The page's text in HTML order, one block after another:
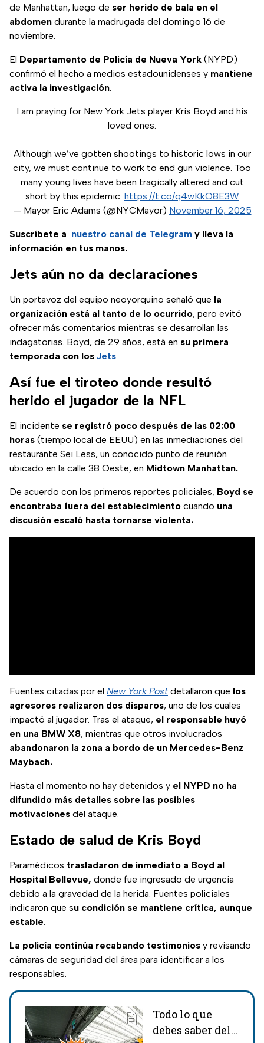
de Manhattan, luego de ser herido de bala en el
abdomen durante la madrugada del domingo 16 de
noviembre.
El Departamento de Policía de Nueva York (NYPD)
confirmó el hecho a medios estadounidenses y mantiene
activa la investigación.
I am praying for New York Jets player Kris Boyd and his
loved ones.
Although we’ve gotten shootings to historic lows in our
city, we must continue to work to end gun violence. Too
many young lives have been tragically altered and cut
short by this epidemic. https://t.co/q4wKkO8E3W
— Mayor Eric Adams (@NYCMayor) November 16, 2025
Suscríbete a nuestro canal de Telegram y lleva la
información en tus manos.
Jets aún no da declaraciones
Un portavoz del equipo neoyorquino señaló que la
organización está al tanto de lo ocurrido, pero evitó
ofrecer más comentarios mientras se desarrollan las
indagatorias. Boyd, de 29 años, está en su primera
temporada con los Jets.
Así fue el tiroteo donde resultó
herido el jugador de la NFL
El incidente se registró poco después de las 02:00
horas (tiempo local de EEUU) en las inmediaciones del
restaurante Sei Less, un conocido punto de reunión
ubicado en la calle 38 Oeste, en Midtown Manhattan.
De acuerdo con los primeros reportes policiales, Boyd se
encontraba fuera del establecimiento cuando una
discusión escaló hasta tornarse violenta.
Fuentes citadas por el New York Post detallaron que los
agresores realizaron dos disparos, uno de los cuales
impactó al jugador. Tras el ataque, el responsable huyó
en una BMW X8, mientras que otros involucrados
abandonaron la zona a bordo de un Mercedes-Benz
Maybach.
Hasta el momento no hay detenidos y el NYPD no ha
difundido más detalles sobre las posibles
motivaciones del ataque.
Estado de salud de Kris Boyd
Paramédicos trasladaron de inmediato a Boyd al
Hospital Bellevue, donde fue ingresado de urgencia
debido a la gravedad de la herida. Fuentes policiales
indicaron que su condición se mantiene crítica, aunque
estable.
La policía continúa recabando testimonios y revisando
cámaras de seguridad del área para identificar a los
responsables.
Todo lo que
debes saber del